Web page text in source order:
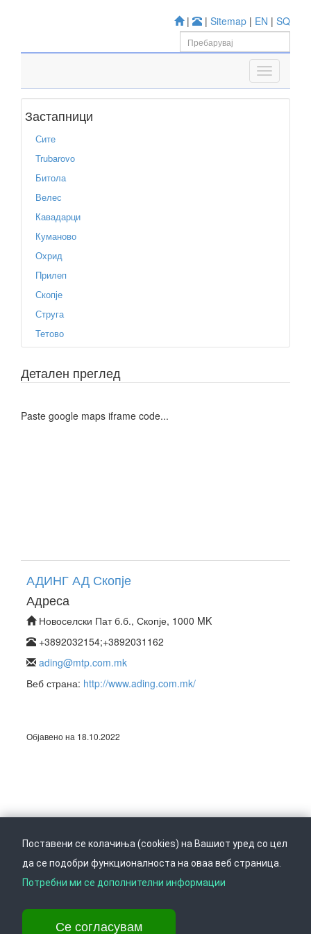
| | Sitemap | EN | SQ
Застапници
Сите
Trubarovo
Битола
Велес
Кавадарци
Куманово
Охрид
Прилеп
Скопје
Струга
Тетово
Детален преглед
Paste google maps iframe code...
АДИНГ АД Скопје
Адреса
Новоселски Пат б.б., Скопје, 1000 MK
+3892032154;+3892031162
ading@mtp.com.mk
Веб страна: http://www.ading.com.mk/
Објавено на 18.10.2022
Врати се горе Следете не на
Поставени се колачиња (cookies) на Вашиот уред со цел
да се подобри функционалноста на оваа веб страница.
Потребни ми се дополнителни информации
Се согласувам